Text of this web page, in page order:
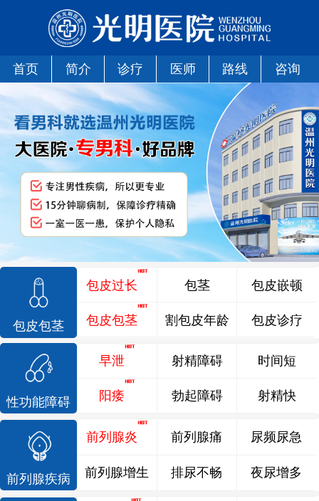
首页 简介 诊疗 医师 路线 咨询
包皮包茎
包皮过长
包皮包茎
包茎
割包皮年龄
包皮嵌顿
包皮诊疗
性功能障碍
早泄
阳痿
射精障碍
勃起障碍
时间短
射精快
前列腺疾病
前列腺炎 前列腺痛 尿频尿急
前列腺增生 排尿不畅 夜尿增多